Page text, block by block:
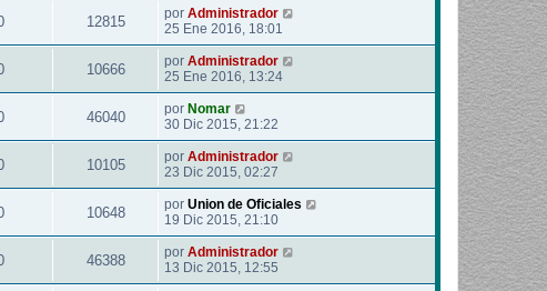
12815 por Administrador
25 Ene 2016, 18:01
10666 por Administrador
25 Ene 2016, 13:24
46040 por Nomar
30 Dic 2015, 21:22
10105 por Administrador
23 Dic 2015, 02:27
10648 por Union de Oficiales
19 Dic 2015, 21:10
46388 por Administrador
13 Dic 2015, 12:55